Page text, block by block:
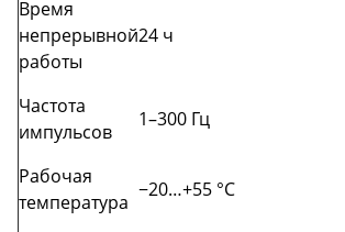
Время
непрерывной
работы
24 ч
Частота
импульсов
1–300 Гц
Рабочая
температура
−20…+55 °C